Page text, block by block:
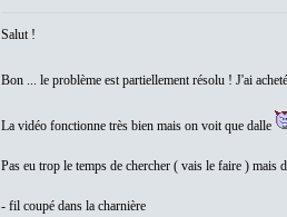
Salut !
Bon ... le problème est partiellement résolu ! J'ai
La vidéo fonctionne très bien mais on voit que dalle
Pas eu trop le temps de chercher ( vais le faire )
- fil coupé dans la charnière